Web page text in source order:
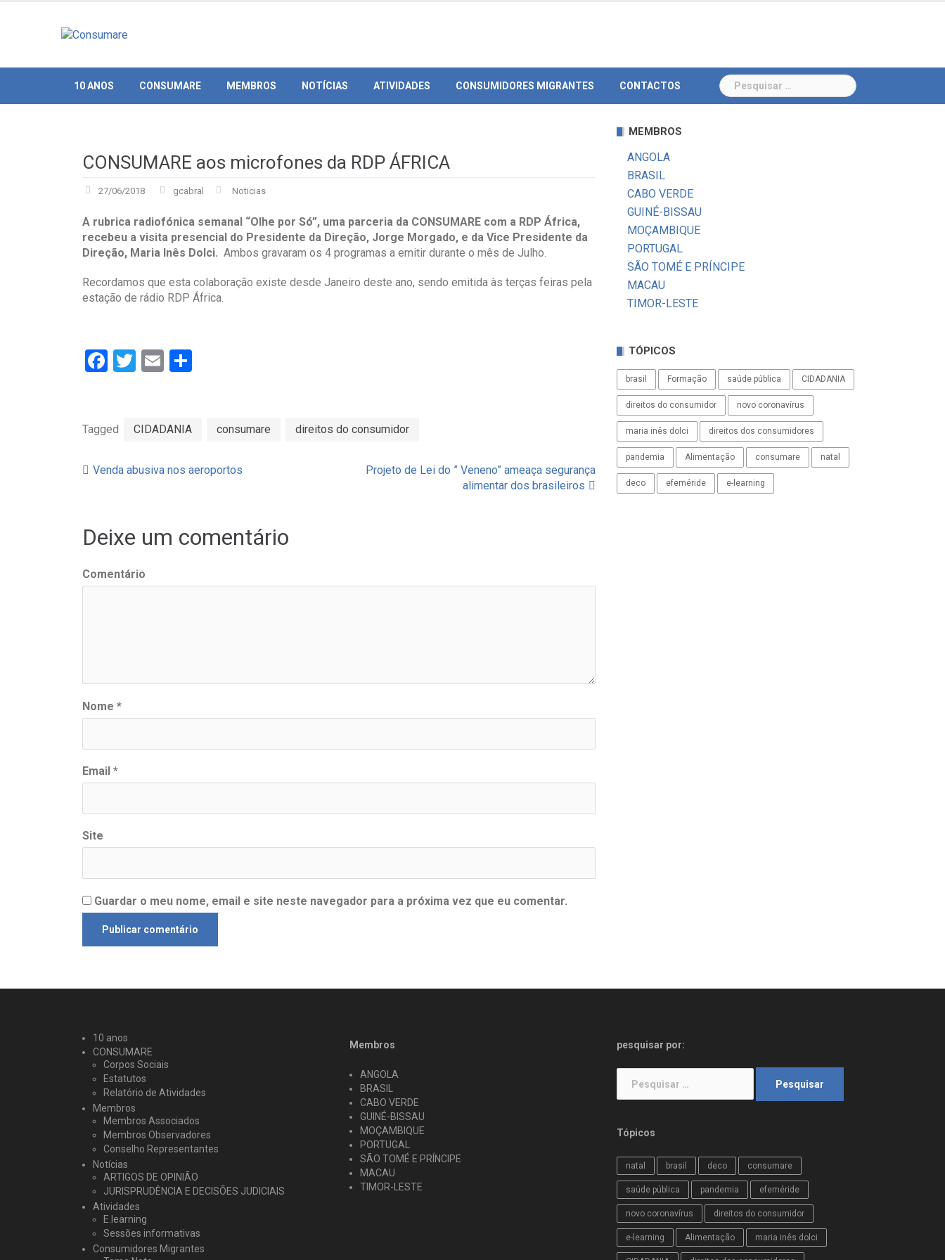
10 ANOS CONSUMARE MEMBROS NOTÍCIAS ATIVIDADES CONSUMIDORES MIGRANTES CONTACTOS
Pesquisar
por:
CONSUMARE aos microfones da RDP ÁFRICA
27/06/2018 gcabral Noticias
A rubrica radiofónica semanal “Olhe por Só”, uma parceria da CONSUMARE com a RDP África,
recebeu a visita presencial do Presidente da Direção, Jorge Morgado, e da Vice Presidente da
Direção, Maria Inês Dolci. Ambos gravaram os 4 programas a emitir durante o mês de Julho.
Recordamos que esta colaboração existe desde Janeiro deste ano, sendo emitida às terças feiras pela
estação de rádio RDP África.
Facebook
Twitter
Email
Tagged CIDADANIA consumare direitos do consumidor
Navegação
artigos
Venda abusiva nos aeroportos
Projeto de Lei do ” Veneno” ameaça segurança
alimentar dos brasileiros
Deixe um comentário
Comentário
Nome *
Email *
Site
Guardar o meu nome, email e site neste navegador para a próxima vez que eu comentar.
MEMBROS
ANGOLA
BRASIL
CABO VERDE
GUINÉ-BISSAU
MOÇAMBIQUE
PORTUGAL
SÃO TOMÉ E PRÍNCIPE
MACAU
TIMOR-LESTE
TÓPICOS
brasil Formação saúde pública CIDADANIA
direitos do consumidor novo coronavírus
maria inês dolci direitos dos consumidores
pandemia Alimentação consumare natal
deco efeméride e-learning
10 anos
CONSUMARE
Corpos Sociais
Estatutos
Relatório de Atividades
Membros
Membros Associados
Membros Observadores
Conselho Representantes
Notícias
ARTIGOS DE OPINIÃO
JURISPRUDÊNCIA E DECISÕES JUDICIAIS
Atividades
E.learning
Sessões informativas
Consumidores Migrantes
Membros
ANGOLA
BRASIL
CABO VERDE
GUINÉ-BISSAU
MOÇAMBIQUE
PORTUGAL
SÃO TOMÉ E PRÍNCIPE
MACAU
TIMOR-LESTE
pesquisar por:
por:
Tópicos
natal brasil deco consumare
saúde pública pandemia efeméride
novo coronavírus direitos do consumidor
e-learning Alimentação maria inês dolci